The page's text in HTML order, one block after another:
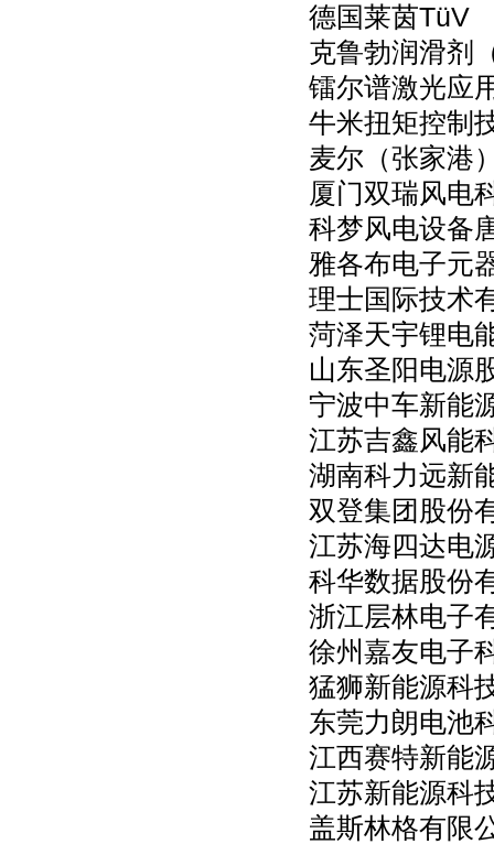
德国莱茵TüV
克鲁勃润滑剂
镭尔谱激光应
牛米扭矩控制
麦尔（张家港
厦门双瑞风电
科梦风电设备
雅各布电子元
理士国际技术
菏泽天宇锂电
山东圣阳电源
宁波中车新能
江苏吉鑫风能
湖南科力远新
双登集团股份
江苏海四达电
科华数据股份
浙江层林电子
徐州嘉友电子
猛狮新能源科
东莞力朗电池
江西赛特新能
江苏新能源科
盖斯林格有限